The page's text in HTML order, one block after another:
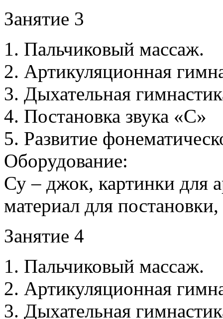
Занятие 3
1. Пальчиковый массаж.
2. Артикуляционная
3. Дыхательная
4. Постановка звука «С»
5. Развитие
Оборудование:
Су – джок, картинки для
материал для
Занятие 4
1. Пальчиковый массаж.
2. Артикуляционная
3. Дыхательная